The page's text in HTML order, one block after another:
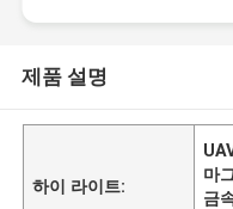
제품 설명
하이 라이트:
마
금